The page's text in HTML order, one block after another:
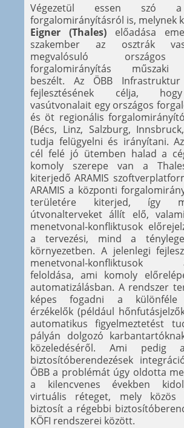
Végezetül essen szó
forgalomirányításról is, melynek
Eigner (Thales) előadása
szakember az osztrák
megvalósuló országos
forgalomirányítás műszaki
beszélt. Az ÖBB
fejlesztésének célja,
vasútvonalait egy országos
és öt regionális
(Bécs, Linz, Salzburg,
tudja felügyelni és irányítani.
cél felé jó ütemben halad a
komoly szerepe van a
kiterjedő ARAMIS
ARAMIS a központi
területére kiterjed, így
útvonalterveket állít elő,
menetvonal-konfliktusok
a tervezési, mind a
környezetben. A jelenlegi
menetvonal-konfliktusok
feloldása, ami komoly
automatizálásban. A rendszer
képes fogadni a különféle
érzékelők (például
automatikus figyelmeztetést
pályán dolgozó
közeledéséről. Ami pedig
biztosítóberendezések
ÖBB a problémát úgy oldotta
a kilencvenes években
virtuális réteget, mely közös
biztosít a régebbi
KÖFI rendszerei között.